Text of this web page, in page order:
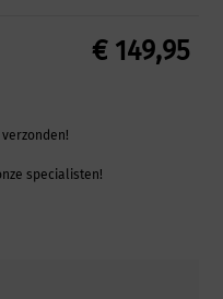
€149,95
specialisten!